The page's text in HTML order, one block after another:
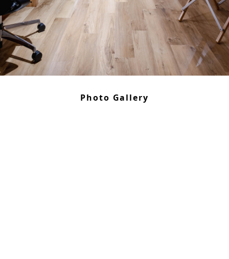
Photo Gallery